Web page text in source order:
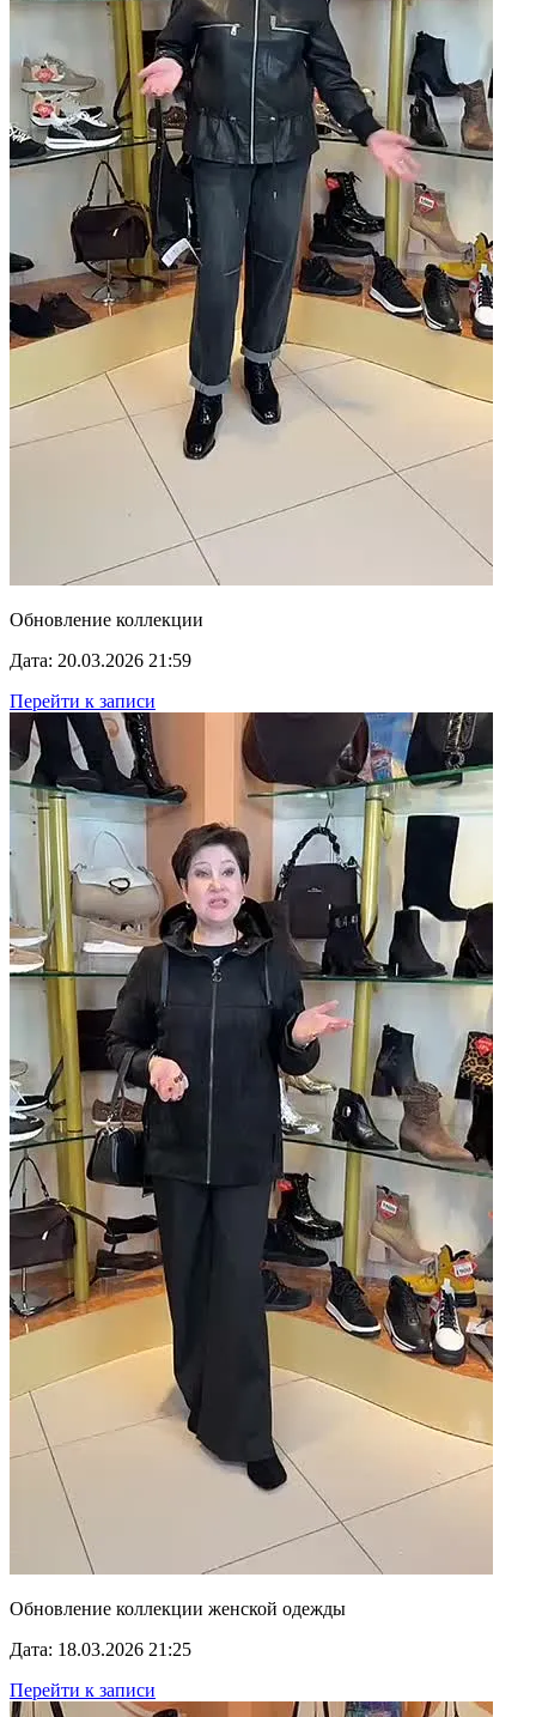
Обновление коллекции
Дата: 20.03.2026 21:59
Перейти к записи
Обновление коллекции женской одежды
Дата: 18.03.2026 21:25
Перейти к записи